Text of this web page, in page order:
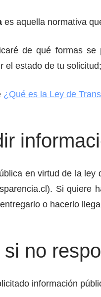
es aquella normativa
de qué formas
el estado de tu
¿Qué es la Ley de
en virtud de la
Si quiere
o hacerlo
no
información